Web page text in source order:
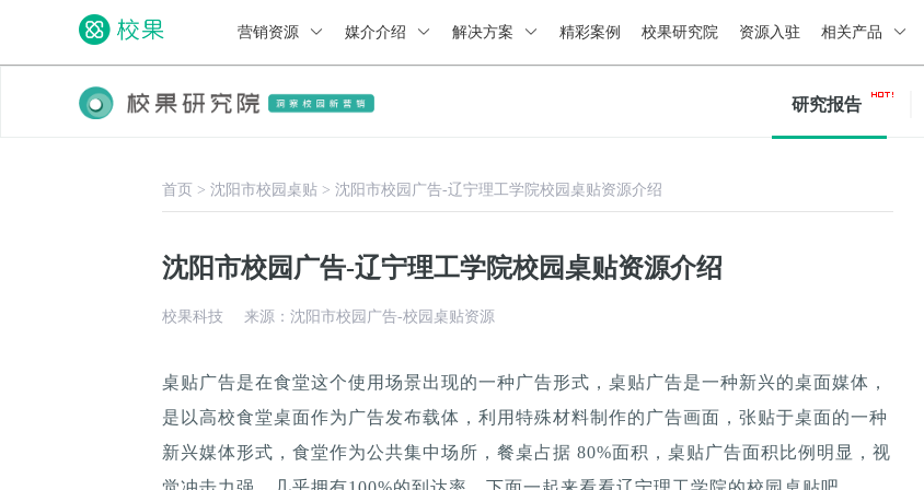
营销资源 媒介介绍 解决方案 精彩案例 校果研究院 资源入驻 相关产品
研究报告
首页 > 沈阳市校园桌贴 > 沈阳市校园广告-辽宁理工学院校园桌贴资源介绍
沈阳市校园广告-辽宁理工学院校园桌贴资源介绍
校果科技 来源：沈阳市校园广告-校园桌贴资源
桌贴广告是在食堂这个使用场景出现的一种广告形式，桌贴广告是一种新兴的桌面媒体，
是以高校食堂桌面作为广告发布载体，利用特殊材料制作的广告画面，张贴于桌面的一种
新兴媒体形式，食堂作为公共集中场所，餐桌占据 80%面积，桌贴广告面积比例明显，视